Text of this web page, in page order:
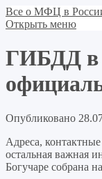
Все о МФЦ в
Открыть меню
ГИБДД в
Опубликовано
Адреса,
остальная важная
Богучаре собрана